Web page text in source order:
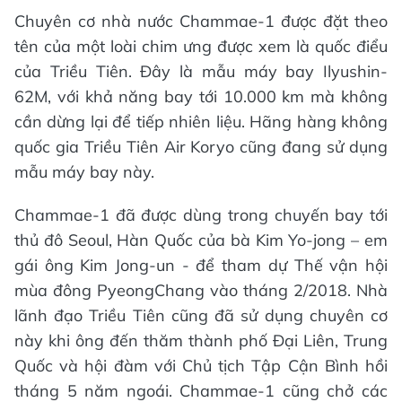
Chuyên cơ nhà nước Chammae-1 được đặt theo
tên của một loài chim ưng được xem là quốc điểu
của Triều Tiên. Đây là mẫu máy bay Ilyushin-
62M, với khả năng bay tới 10.000 km mà không
cần dừng lại để tiếp nhiên liệu. Hãng hàng không
quốc gia Triều Tiên Air Koryo cũng đang sử dụng
mẫu máy bay này.
Chammae-1 đã được dùng trong chuyến bay tới
thủ đô Seoul, Hàn Quốc của bà Kim Yo-jong – em
gái ông Kim Jong-un - để tham dự Thế vận hội
mùa đông PyeongChang vào tháng 2/2018. Nhà
lãnh đạo Triều Tiên cũng đã sử dụng chuyên cơ
này khi ông đến thăm thành phố Đại Liên, Trung
Quốc và hội đàm với Chủ tịch Tập Cận Bình hồi
tháng 5 năm ngoái. Chammae-1 cũng chở các